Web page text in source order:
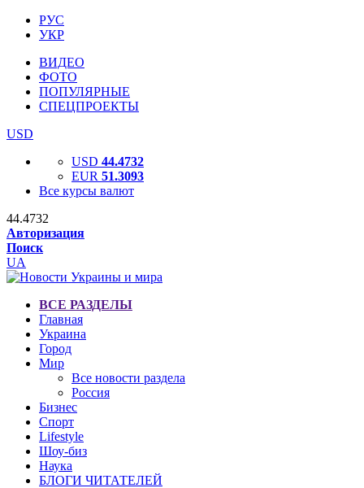
РУС
УКР
ВИДЕО
ФОТО
ПОПУЛЯРНЫЕ
СПЕЦПРОЕКТЫ
USD
USD 44.4732
EUR 51.3093
Все курсы валют
44.4732
Авторизация
Поиск
UA
ВСЕ РАЗДЕЛЫ
Главная
Украина
Город
Мир
Все новости раздела
Россия
Бизнес
Спорт
Lifestyle
Шоу-биз
Наука
БЛОГИ ЧИТАТЕЛЕЙ